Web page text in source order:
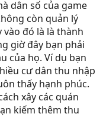
dân số của game
còn quản lý
đó là là thành
giờ đây bạn phải
của họ. Ví dụ bạn
cư dân thu nhập
thấy hạnh phúc.
xây các quán
kiếm thêm thu